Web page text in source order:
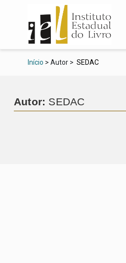
Início > Autor > SEDAC
Autor: SEDAC